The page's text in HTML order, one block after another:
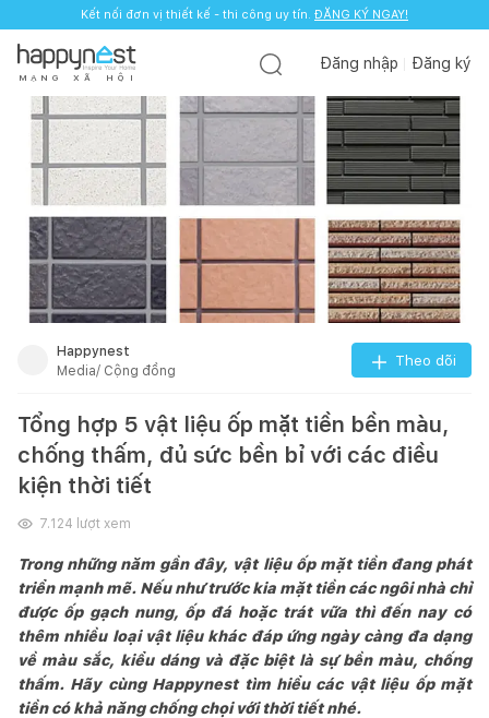
Kết nối đơn vị thiết kế - thi công uy tín. ĐĂNG KÝ NGAY!
M Ạ N G X Ã H Ộ I
Đăng nhập Đăng ký
Happynest
Media/ Cộng đồng
Theo dõi
Tổng hợp 5 vật liệu ốp mặt tiền bền màu,
chống thấm, đủ sức bền bỉ với các điều
kiện thời tiết
7.124 lượt xem
Trong những năm gần đây, vật liệu ốp mặt tiền đang phát
triển mạnh mẽ. Nếu như trước kia mặt tiền các ngôi nhà chỉ
được ốp gạch nung, ốp đá hoặc trát vữa thì đến nay có
thêm nhiều loại vật liệu khác đáp ứng ngày càng đa dạng
về màu sắc, kiểu dáng và đặc biệt là sự bền màu, chống
thấm. Hãy cùng Happynest tìm hiểu các vật liệu ốp mặt
tiền có khả năng chống chọi với thời tiết nhé.